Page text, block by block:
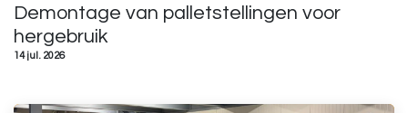
Demontage van palletstellingen voor
hergebruik
14 jul. 2026